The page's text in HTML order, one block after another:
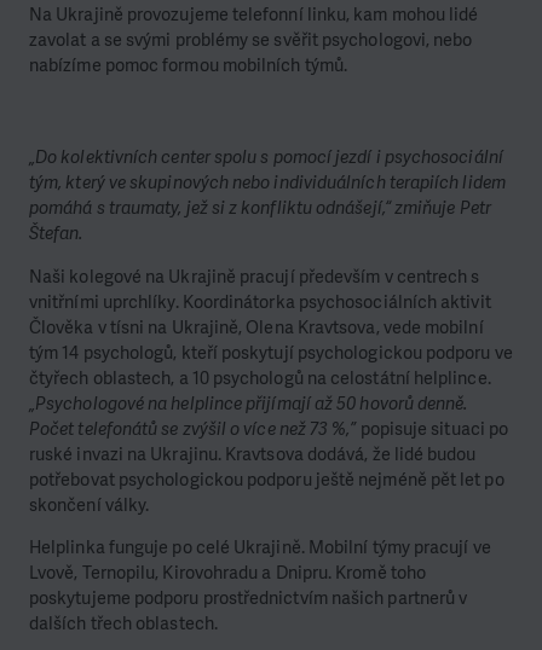
Na Ukrajině provozujeme telefonní linku, kam mohou lidé
zavolat a se svými problémy se svěřit psychologovi, nebo
nabízíme pomoc formou mobilních týmů.
„Do kolektivních center spolu s pomocí jezdí i psychosociální
tým, který ve skupinových nebo individuálních terapiích lidem
pomáhá s traumaty, jež si z konfliktu odnášejí,“ zmiňuje Petr
Štefan.
Naši kolegové na Ukrajině pracují především v centrech s
vnitřními uprchlíky. Koordinátorka psychosociálních aktivit
Člověka v tísni na Ukrajině, Olena Kravtsova, vede mobilní
tým 14 psychologů, kteří poskytují psychologickou podporu ve
čtyřech oblastech, a 10 psychologů na celostátní helplince.
„Psychologové na helplince přijímají až 50 hovorů denně.
Počet telefonátů se zvýšil o více než 73 %,”popisuje situaci po
ruské invazi na Ukrajinu. Kravtsova dodává, že lidé budou
potřebovat psychologickou podporu ještě nejméně pět let po
skončení války.
Helplinka funguje po celé Ukrajině. Mobilní týmy pracují ve
Lvově, Ternopilu, Kirovohradu a Dnipru. Kromě toho
poskytujeme podporu prostřednictvím našich partnerů v
dalších třech oblastech.